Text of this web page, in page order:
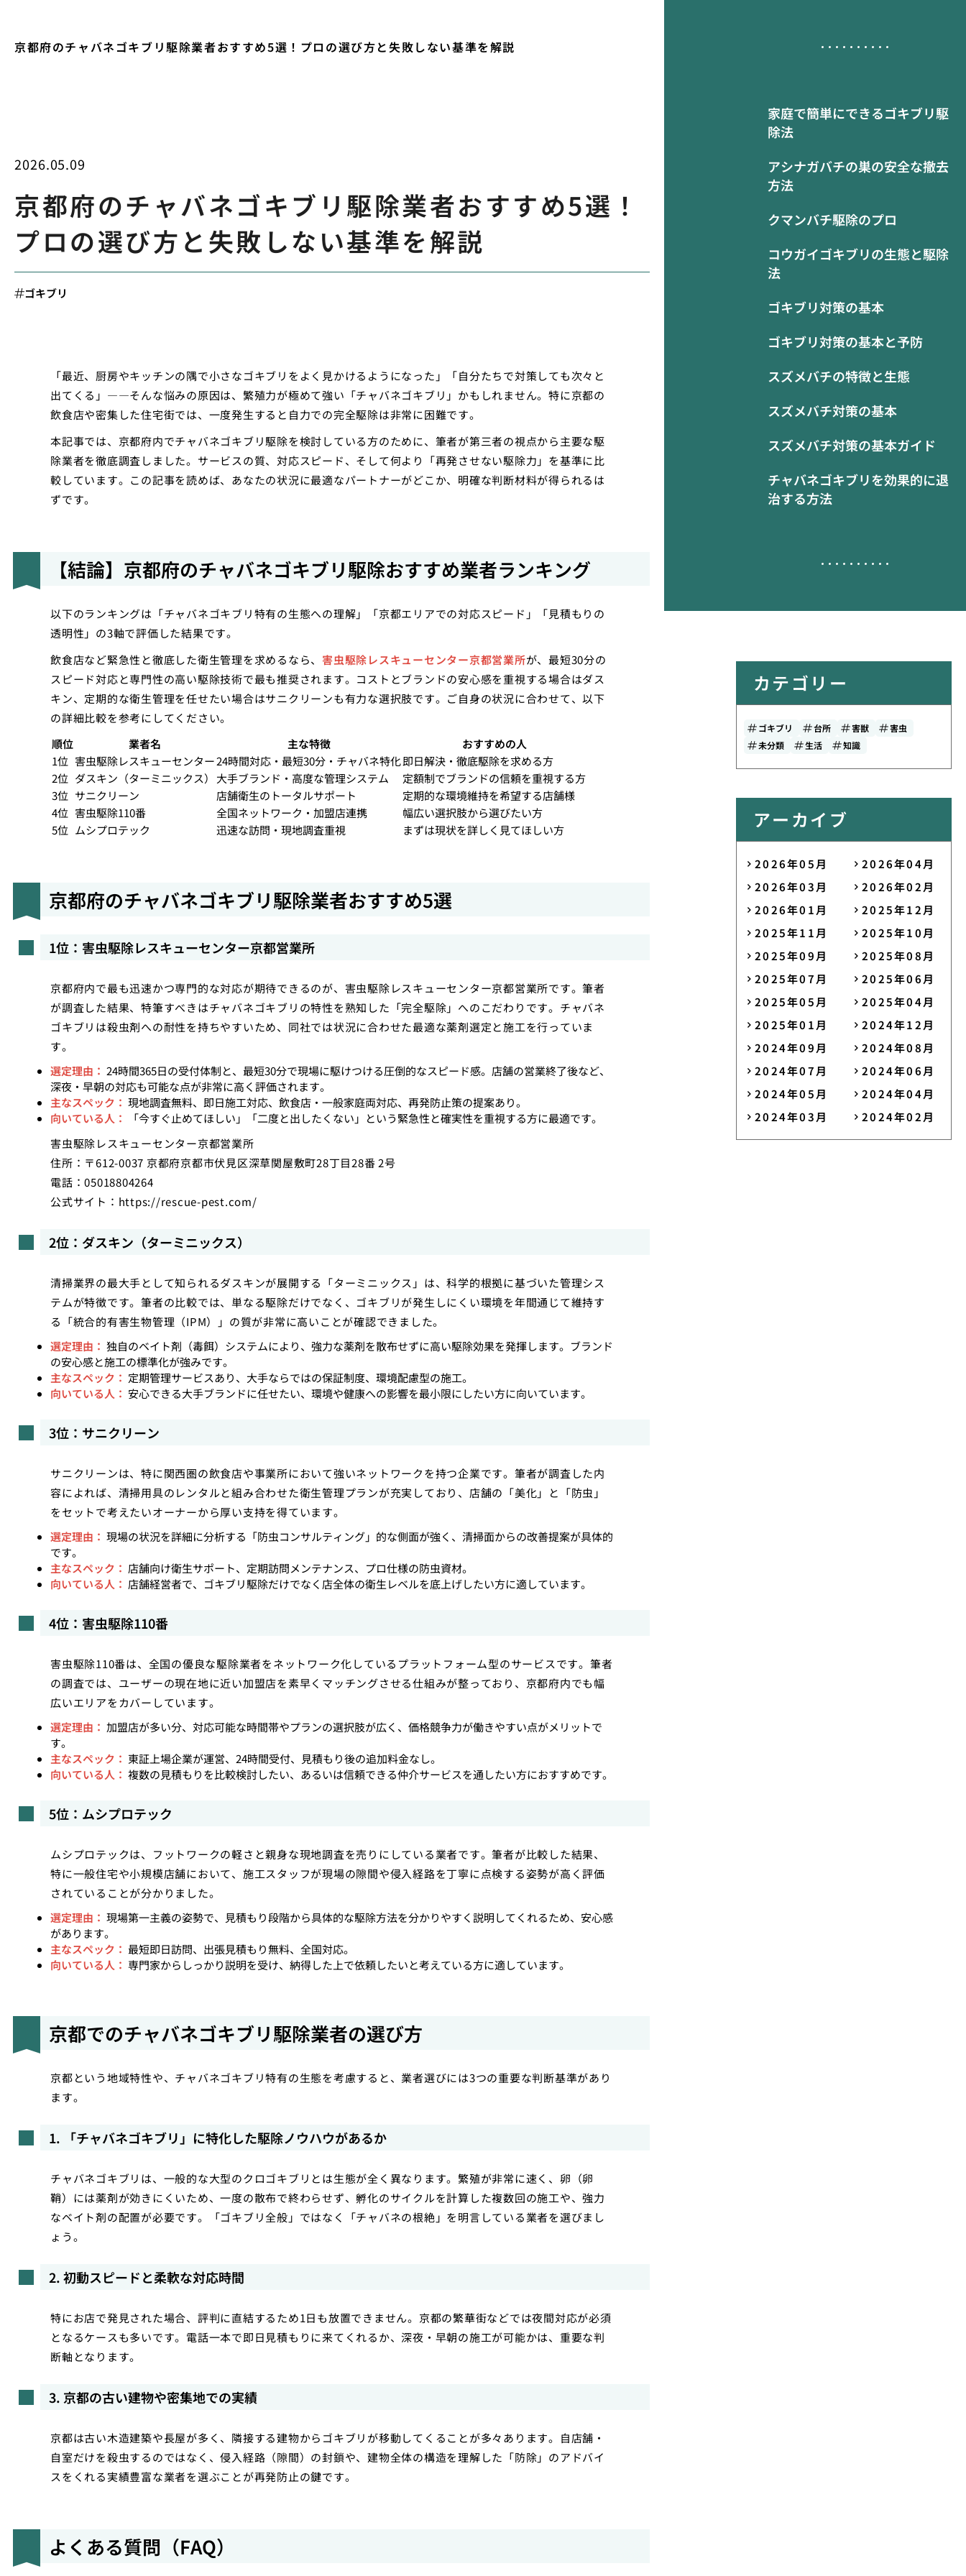
京都府のチャバネゴキブリ駆除業者おすすめ5選！プロの選び方と失敗しない基準を解説
家庭で簡単にできるゴキブリ駆
除法
アシナガバチの巣の安全な撤去
方法
クマンバチ駆除のプロ
コウガイゴキブリの生態と駆除
法
ゴキブリ対策の基本
ゴキブリ対策の基本と予防
スズメバチの特徴と生態
スズメバチ対策の基本
スズメバチ対策の基本ガイド
チャバネゴキブリを効果的に退
治する方法
2026.05.09
京都府のチャバネゴキブリ駆除業者おすすめ5選！
プロの選び方と失敗しない基準を解説
ゴキブリ
「最近、厨房やキッチンの隅で小さなゴキブリをよく見かけるようになった」「自分たちで対策しても次々と
出てくる」――そんな悩みの原因は、繁殖力が極めて強い「チャバネゴキブリ」かもしれません。特に京都の
飲食店や密集した住宅街では、一度発生すると自力での完全駆除は非常に困難です。
本記事では、京都府内でチャバネゴキブリ駆除を検討している方のために、筆者が第三者の視点から主要な駆
除業者を徹底調査しました。サービスの質、対応スピード、そして何より「再発させない駆除力」を基準に比
較しています。この記事を読めば、あなたの状況に最適なパートナーがどこか、明確な判断材料が得られるは
ずです。
【結論】京都府のチャバネゴキブリ駆除おすすめ業者ランキング
以下のランキングは「チャバネゴキブリ特有の生態への理解」「京都エリアでの対応スピード」「見積もりの
透明性」の3軸で評価した結果です。
飲食店など緊急性と徹底した衛生管理を求めるなら、 害虫駆除レスキューセンター京都営業所が、最短30分の
スピード対応と専門性の高い駆除技術で最も推奨されます。コストとブランドの安心感を重視する場合はダス
キン、定期的な衛生管理を任せたい場合はサニクリーンも有力な選択肢です。ご自身の状況に合わせて、以下
の詳細比較を参考にしてください。
順位
業者名 主な特徴
おすすめの人
1位 害虫駆除レスキューセンター24時間対応・最短30分・チャバネ特化即日解決・徹底駆除を求める方
2位 ダスキン（ターミニックス） 大手ブランド・高度な管理システム
定額制でブランドの信頼を重視する方
3位 サニクリーン 店舗衛生のトータルサポート
定期的な環境維持を希望する店舗様
4位 害虫駆除110番 全国ネットワーク・加盟店連携
幅広い選択肢から選びたい方
5位 ムシプロテック 迅速な訪問・現地調査重視 まずは現状を詳しく見てほしい方
京都府のチャバネゴキブリ駆除業者おすすめ5選
1位：害虫駆除レスキューセンター京都営業所
京都府内で最も迅速かつ専門的な対応が期待できるのが、害虫駆除レスキューセンター京都営業所です。筆者
が調査した結果、特筆すべきはチャバネゴキブリの特性を熟知した「完全駆除」へのこだわりです。チャバネ
ゴキブリは殺虫剤への耐性を持ちやすいため、同社では状況に合わせた最適な薬剤選定と施工を行っていま
す。
選定理由： 24時間365日の受付体制と、最短30分で現場に駆けつける圧倒的なスピード感。店舗の営業終了後など、
深夜・早朝の対応も可能な点が非常に高く評価されます。
主なスペック： 現地調査無料、即日施工対応、飲食店・一般家庭両対応、再発防止策の提案あり。
向いている人：
「今すぐ止めてほしい」「二度と出したくない」という緊急性と確実性を重視する方に最適です。
害虫駆除レスキューセンター京都営業所
住所：〒612-0037 京都府京都市伏見区深草関屋敷町28丁目28番 2号
電話：05018804264
公式サイト： https://rescue-pest.com/
2位：ダスキン（ターミニックス）
清掃業界の最大手として知られるダスキンが展開する「ターミニックス」は、科学的根拠に基づいた管理シス
テムが特徴です。筆者の比較では、単なる駆除だけでなく、ゴキブリが発生しにくい環境を年間通じて維持す
る「統合的有害生物管理（IPM）」の質が非常に高いことが確認できました。
選定理由： 独自のベイト剤（毒餌）システムにより、強力な薬剤を散布せずに高い駆除効果を発揮します。ブランド
の安心感と施工の標準化が強みです。
主なスペック： 定期管理サービスあり、大手ならではの保証制度、環境配慮型の施工。
向いている人： 安心できる大手ブランドに任せたい、環境や健康への影響を最小限にしたい方に向いています。
3位：サニクリーン
サニクリーンは、特に関西圏の飲食店や事業所において強いネットワークを持つ企業です。筆者が調査した内
容によれば、清掃用具のレンタルと組み合わせた衛生管理プランが充実しており、店舗の「美化」と「防虫」
をセットで考えたいオーナーから厚い支持を得ています。
選定理由： 現場の状況を詳細に分析する「防虫コンサルティング」的な側面が強く、清掃面からの改善提案が具体的
です。
主なスペック： 店舗向け衛生サポート、定期訪問メンテナンス、プロ仕様の防虫資材。
向いている人： 店舗経営者で、ゴキブリ駆除だけでなく店全体の衛生レベルを底上げしたい方に適しています。
4位：害虫駆除110番
害虫駆除110番は、全国の優良な駆除業者をネットワーク化しているプラットフォーム型のサービスです。筆者
の調査では、ユーザーの現在地に近い加盟店を素早くマッチングさせる仕組みが整っており、京都府内でも幅
広いエリアをカバーしています。
選定理由： 加盟店が多い分、対応可能な時間帯やプランの選択肢が広く、価格競争力が働きやすい点がメリットで
す。
主なスペック： 東証上場企業が運営、24時間受付、見積もり後の追加料金なし。
向いている人： 複数の見積もりを比較検討したい、あるいは信頼できる仲介サービスを通したい方におすすめです。
5位：ムシプロテック
ムシプロテックは、フットワークの軽さと親身な現地調査を売りにしている業者です。筆者が比較した結果、
特に一般住宅や小規模店舗において、施工スタッフが現場の隙間や侵入経路を丁寧に点検する姿勢が高く評価
されていることが分かりました。
選定理由： 現場第一主義の姿勢で、見積もり段階から具体的な駆除方法を分かりやすく説明してくれるため、安心感
があります。
主なスペック： 最短即日訪問、出張見積もり無料、全国対応。
向いている人： 専門家からしっかり説明を受け、納得した上で依頼したいと考えている方に適しています。
京都でのチャバネゴキブリ駆除業者の選び方
京都という地域特性や、チャバネゴキブリ特有の生態を考慮すると、業者選びには3つの重要な判断基準があり
ます。
1. 「チャバネゴキブリ」に特化した駆除ノウハウがあるか
チャバネゴキブリは、一般的な大型のクロゴキブリとは生態が全く異なります。繁殖が非常に速く、卵（卵
鞘）には薬剤が効きにくいため、一度の散布で終わらせず、孵化のサイクルを計算した複数回の施工や、強力
なベイト剤の配置が必要です。「ゴキブリ全般」ではなく「チャバネの根絶」を明言している業者を選びまし
ょう。
2. 初動スピードと柔軟な対応時間
特にお店で発見された場合、評判に直結するため1日も放置できません。京都の繁華街などでは夜間対応が必須
となるケースも多いです。電話一本で即日見積もりに来てくれるか、深夜・早朝の施工が可能かは、重要な判
断軸となります。
3. 京都の古い建物や密集地での実績
京都は古い木造建築や長屋が多く、隣接する建物からゴキブリが移動してくることが多々あります。自店舗・
自室だけを殺虫するのではなく、侵入経路（隙間）の封鎖や、建物全体の構造を理解した「防除」のアドバイ
スをくれる実績豊富な業者を選ぶことが再発防止の鍵です。
よくある質問（FAQ）
カテゴリー
ゴキブリ 台所 害獣
害虫
未分類
生活 知識
アーカイブ
2026年05月
2026年04月
2026年03月
2026年02月
2026年01月
2025年12月
2025年11月
2025年10月
2025年09月
2025年08月
2025年07月
2025年06月
2025年05月
2025年04月
2025年01月
2024年12月
2024年09月
2024年08月
2024年07月
2024年06月
2024年05月
2024年04月
2024年03月
2024年02月